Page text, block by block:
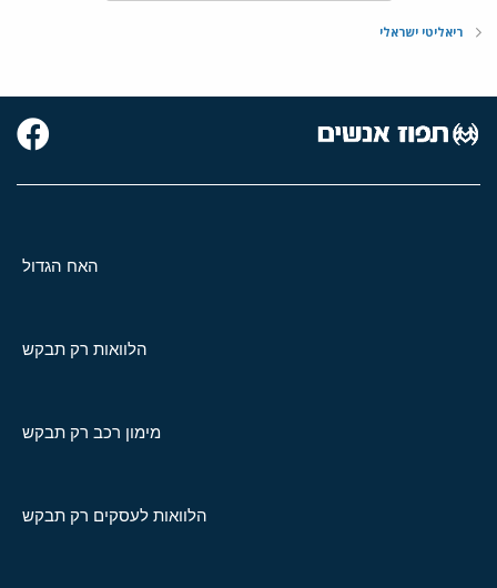
ריאליטי ישראלי
האח הגדול
הלוואות רק תבקש
מימון רכב רק תבקש
הלוואות לעסקים רק תבקש